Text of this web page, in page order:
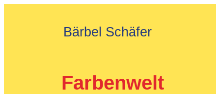
Bärbel Schäfer
Farbenwelt